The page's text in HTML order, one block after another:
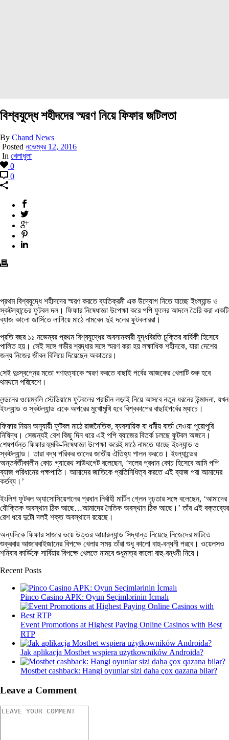
বিশ্বযুদ্ধে শহীদদের স্মরণ নিয়ে ফিফার জটিলতা
By Chand News
Posted নভেম্বর 12, 2016
In খেলাধুলা
0
0
প্রথম বিশ্বযুদ্ধে শহীদদের স্মরণ করতে ব্যতিক্রমী এক উদ্যোগ নিতে যাচ্ছে ইংল্যান্ড ও
স্কটল্যান্ডের ফুটবল দল। ফিফার নিষেধাজ্ঞা উপেক্ষা করে পপি ফুলের আদলে তৈরি করা একটি
ব্যাজ কালো জার্সিতে লাগিয়ে মাঠে নামবেন দুই দলের ফুটবলাররা।
প্রতি বছর ১১ নভেম্বর প্রথম বিশ্বযুদ্ধের অবসানকারী যুদ্ধবিরতি চুক্তির বার্ষিকী হিসেবে
পালিত হয়। সেই সঙ্গে গভীর শ্রদ্ধার সঙ্গে স্মরণ করা হয় লক্ষাধিক শহীদকে, যারা দেশের
জন্য নিজের জীবন বিলিয়ে দিয়েছেন অকাতরে।
সেই দুঃস্বপ্নের মতো গণহত্যাকে স্মরণ করতে বাছাই পর্বের আজকের খেলাটি শুরু হবে
থমথমে পরিবেশে।
লন্ডনের ওয়েম্বলি স্টেডিয়ামে ফুটবলের প্রাচীন লড়াই নিয়ে আসবে নতুন ধরনের উন্মাদনা, যখন
ইংল্যান্ড ও স্কটল্যান্ড একে অপরের মুখোমুখি হবে বিশ্বকাপের বাছাইপর্বের ম্যাচে।
ফিফার নিয়ম অনুযায়ী ফুটবল মাঠে রাজনৈতিক, ব্যবসায়িক বা ধর্মীয় বার্তা দেওয়া পুরোপুরি
নিষিদ্ধ। সেজন্যই বেশ কিছু দিন ধরে এই পপি ব্যাজের বিতর্ক চলছে ফুটবল অঙ্গনে।
শেষপর্যন্ত ফিফার হুমকি-নিষেধাজ্ঞা উপেক্ষা করেই মাঠে নামতে যাচ্ছে ইংল্যান্ড ও
স্কটল্যান্ড। তারা বদ্ধ পরিকর তাদের জাতীয় ঐতিহ্য পালন করতে। ইংল্যান্ডের
অন্তর্বর্তীকালীন কোচ গ্যারেথ সাউথগেট বলেছেন, ‘দলের প্রধান কোচ হিসেবে আমি পপি
ব্যাজ পরিধানের পক্ষপাতি। আমাদের জাতিকে প্রতিনিধিত্ব করতে এই ব্যাজ পরা আমাদের
কর্তব্য।’
ইংলিশ ফুটবল অ্যাসোসিয়েশনের প্রধান নির্বাহী মার্টিন গ্লেন দৃঢ়তার সঙ্গে বলেছেন, ‘আমাদের
যৌক্তিক অবস্থান ঠিক আছে…আমাদের নৈতিক অবস্থান ঠিক আছে।’ তাঁর এই বক্তব্যের
রেশ ধরে দুটো দলই শক্ত অবস্থানে রয়েছে।
অন্যদিকে ফিফার সাজার ভয়ে উত্তর আয়ারল্যান্ড সিদ্ধান্ত নিয়েছে নিজেদের মাটিতে
শুক্রবার আজারবাইজানের বিপক্ষে খেলার সময় তাঁরা শুধু কালো বাহু-বন্ধনী পরবে। ওয়েলসও
শনিবার কার্ডিফে সার্বিয়ার বিপক্ষে খেলতে নামবে শুধুমাত্র কালো বাহু-বন্ধনী নিয়ে।
Recent Posts
Pinco Casino APK: Oyun Seçimlərinin İcmalı
Event Promotions at Highest Paying Online Casinos with Best
RTP
Jak aplikacja Mostbet wspiera użytkowników Androida?
Mostbet cashback: Hangi oyunlar sizi daha çox qazana bilər?
Leave a Comment